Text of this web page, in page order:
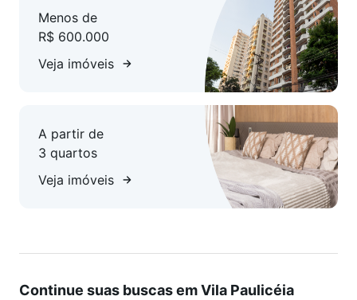
Menos de
R$ 600.000
Veja imóveis
A partir de
3 quartos
Veja imóveis
Continue suas buscas em Vila Paulicéia